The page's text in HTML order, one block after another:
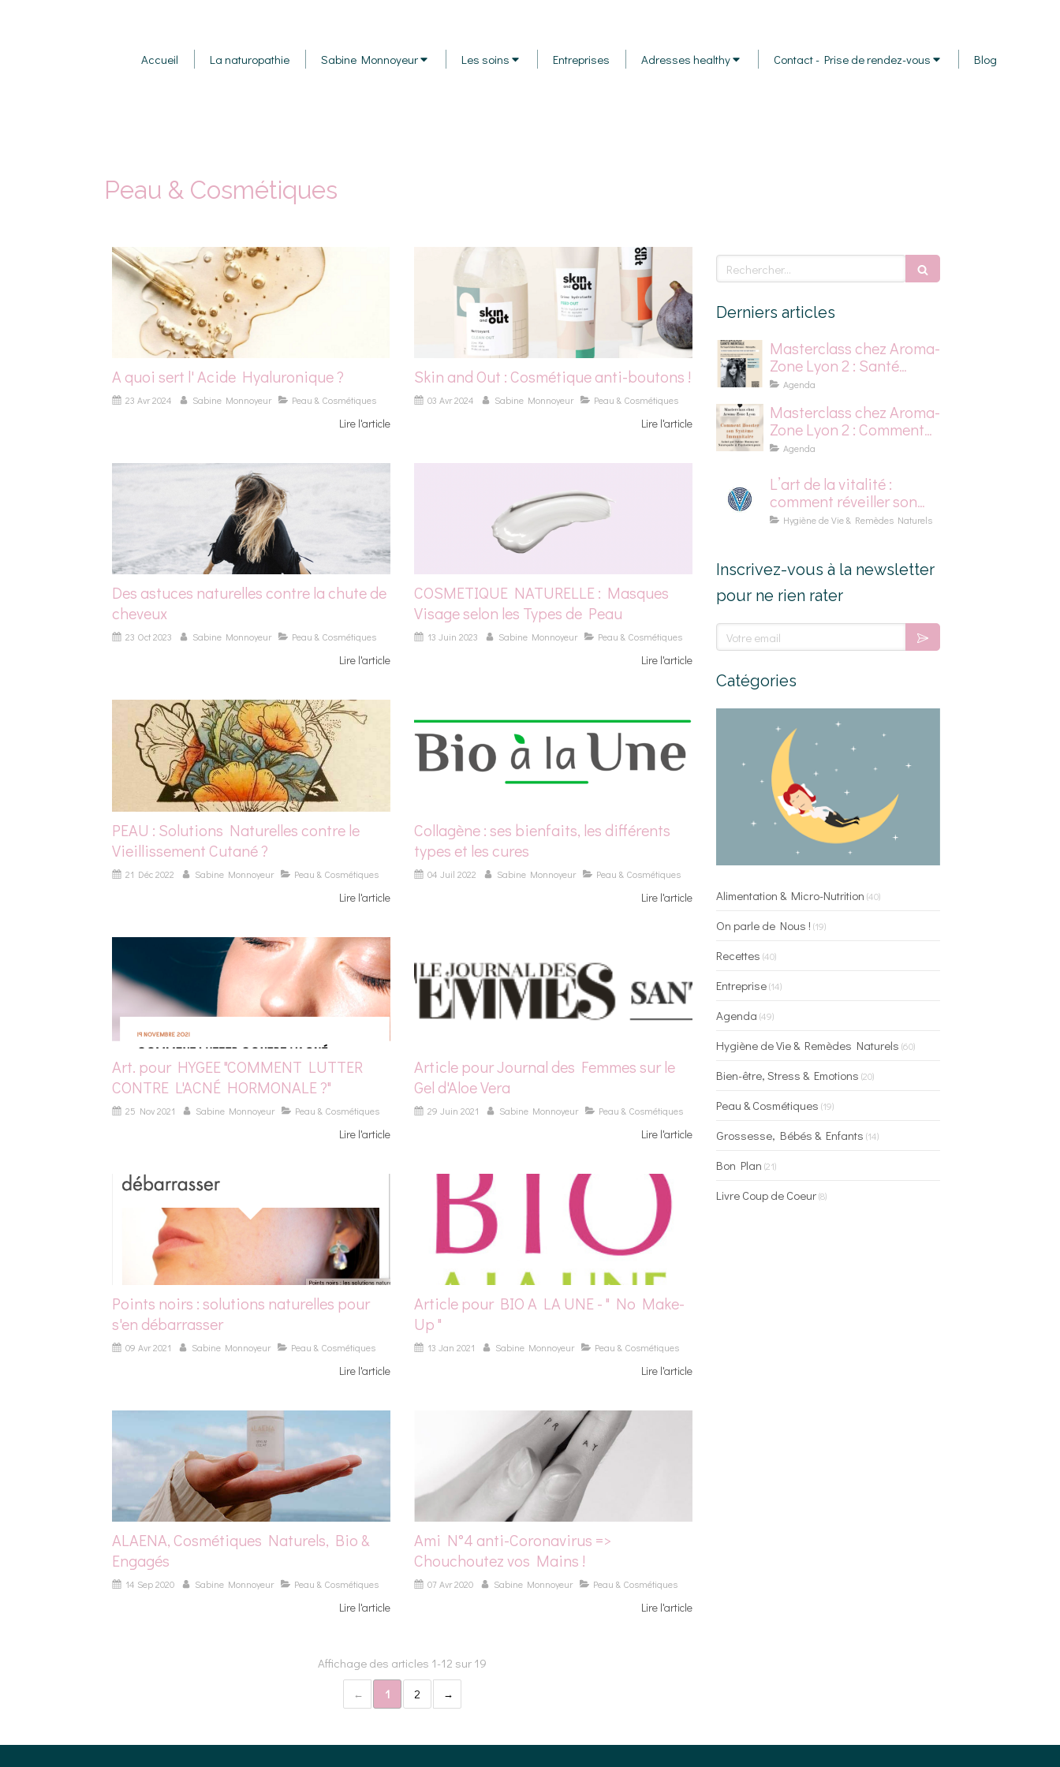
Accueil La naturopathie Sabine Monnoyeur Les soins Entreprises Adresses healthy Contact - Prise de rendez-vous Blog
Peau & Cosmétiques
A quoi sert l' Acide Hyaluronique ?
23 Avr 2024 Sabine Monnoyeur Peau & Cosmétiques
Lire l'article
Skin and Out : Cosmétique anti-boutons !
03 Avr 2024 Sabine Monnoyeur Peau & Cosmétiques
Lire l'article
Des astuces naturelles contre la chute de
cheveux
23 Oct 2023 Sabine Monnoyeur Peau & Cosmétiques
Lire l'article
COSMETIQUE NATURELLE : Masques
Visage selon les Types de Peau
13 Juin 2023 Sabine Monnoyeur Peau & Cosmétiques
Lire l'article
PEAU : Solutions Naturelles contre le
Vieillissement Cutané ?
21 Déc 2022 Sabine Monnoyeur Peau & Cosmétiques
Lire l'article
Collagène : ses bienfaits, les différents
types et les cures
04 Juil 2022 Sabine Monnoyeur Peau & Cosmétiques
Lire l'article
Art. pour HYGEE "COMMENT LUTTER
CONTRE L'ACNÉ HORMONALE ?"
25 Nov 2021 Sabine Monnoyeur Peau & Cosmétiques
Lire l'article
Article pour Journal des Femmes sur le
Gel d'Aloe Vera
29 Juin 2021 Sabine Monnoyeur Peau & Cosmétiques
Lire l'article
Points noirs : solutions naturelles pour
s'en débarrasser
09 Avr 2021 Sabine Monnoyeur Peau & Cosmétiques
Lire l'article
Article pour BIO A LA UNE - " No Make-
Up "
13 Jan 2021 Sabine Monnoyeur Peau & Cosmétiques
Lire l'article
ALAENA, Cosmétiques Naturels, Bio &
Engagés
14 Sep 2020 Sabine Monnoyeur Peau & Cosmétiques
Lire l'article
Ami N°4 anti-Coronavirus =>
Chouchoutez vos Mains !
07 Avr 2020 Sabine Monnoyeur Peau & Cosmétiques
Lire l'article
Affichage des articles 1-12 sur 19
1
2
Rechercher
Derniers articles
Masterclass chez Aroma-
Zone Lyon 2 : Santé
mentale, stress et
Agenda
Masterclass chez Aroma-
Zone Lyon 2 : Comment
Booster son Système
Agenda
L’art de la vitalité :
comment réveiller son
énergie naturellement
Hygiène de Vie & Remèdes Naturels
Inscrivez-vous à la newsletter
pour ne rien rater
Votre email
Catégories
Alimentation & Micro-Nutrition (40)
On parle de Nous ! (19)
Recettes (40)
Entreprise(14)
Agenda (49)
Hygiène de Vie & Remèdes Naturels (60)
Bien-être, Stress & Emotions (20)
Peau & Cosmétiques (19)
Grossesse, Bébés & Enfants (14)
Bon Plan (21)
Livre Coup de Coeur(8)